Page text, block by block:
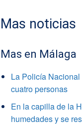
Mas noticias
Mas en Málaga
La Policía
cuatro personas
En la capilla de la
humedades y se